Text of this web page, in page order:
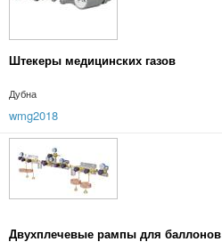
Штекеры медицинских газов
Дубна
wmg2018
Двухплечевые рампы для баллонов